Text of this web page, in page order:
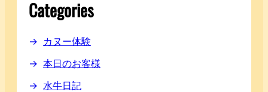
Categories
カヌー体験
本日のお客様
水牛日記